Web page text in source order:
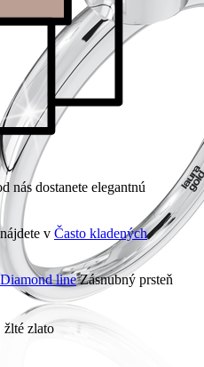
nás dostanete elegantnú
v Často kladených
Diamond lineZásnubný prsteň
žlté zlato